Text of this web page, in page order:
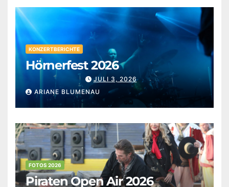
KONZERTBERICHTE
Hörnerfest 2026
JULI 3, 2026
ARIANE BLUMENAU
FOTOS 2026
Piraten Open Air 2026